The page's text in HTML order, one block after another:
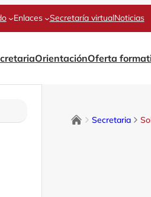
Enlaces Secretaría virtualNoticias
OrientaciónOferta
Secretaria